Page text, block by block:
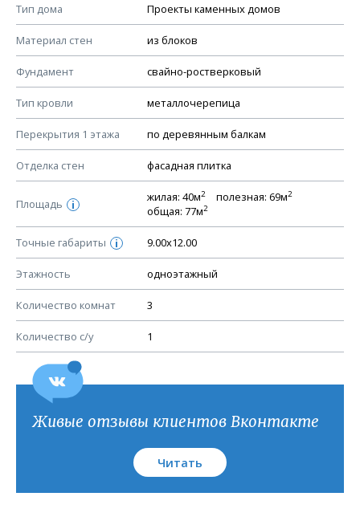
Тип дома Проекты каменных домов
Материал стен из блоков
Фундамент свайно-ростверковый
Тип кровли металлочерепица
Перекрытия 1 этажа по деревянным балкам
Отделка стен фасадная плитка
Площадь i
жилая: 40м2 полезная: 69м2
общая: 77м2
Точные габариты i 9.00х12.00
Этажность одноэтажный
Количество комнат 3
Количество с/у 1
Смотрите советы по выбору материала в нашем
КОНСТРУКТИВНЫЕ РЕШЕНИЯ (КР)
Ведомость рабочих чертежей основного комплекта КР
План фундамента
Устройство фундамента, спецификация материалов
Планы перекрытий этажей, спецификация элементов
Устройство перекрытий
Устройство стен
Спецификация материалов стен
Схема расположения лаг чердака (если есть)
Схема расположения элементов стропил
Спецификация элементов стропил
Устройство стропильной системы
Узлы устройства кровли
План кровли
Живые отзывы клиентов Вконтакте
Читать